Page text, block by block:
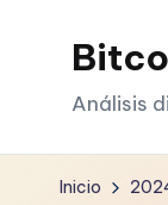
Análisis
Inicio